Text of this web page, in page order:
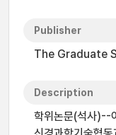
Publisher
The Graduate
Description
학위논문(석사)--